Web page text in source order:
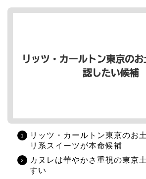
リッツ・カールトン東京のお
リ系スイーツが本命候補
カヌレは華やかさ重視の東京
すい